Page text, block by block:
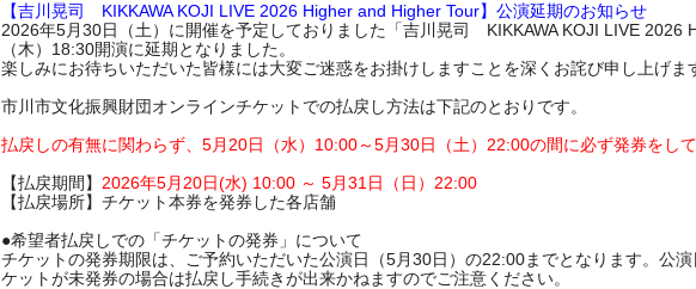
【吉川晃司 KIKKAWA KOJI LIVE 2026 Higher and Higher Tour】公演延期のお知らせ
2026年5月30日（土）に開催を予定しておりました「吉川晃司 KIKKAWA KOJI LIVE 2026
（木）18:30開演に延期となりました。
楽しみにお待ちいただいた皆様には大変ご迷惑をお掛けしますことを深くお詫び申し上げま
市川市文化振興財団オンラインチケットでの払戻し方法は下記のとおりです。
払戻しの有無に関わらず、5月20日（水）10:00～5月30日（土）22:00の間に必ず発券をして
【払戻期間】 2026年5月20日(水) 10:00 ～ 5月31日（日）22:00
【払戻場所】チケット本券を発券した各店舗
●希望者払戻しでの「チケットの発券」について
チケットの発券期限は、ご予約いただいた公演日（5月30日）の22:00までとなります。公
ケットが未発券の場合は払戻し手続きが出来かねますのでご注意ください。